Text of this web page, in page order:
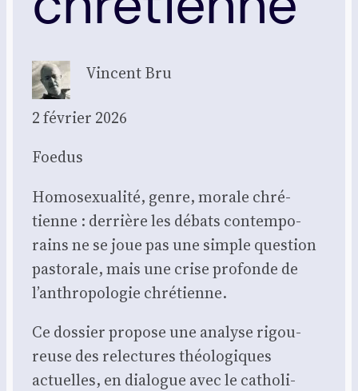
Vincent Bru
2 février 2026
Foe­dus
Homo­sexua­li­té, genre, morale chré­
tienne : der­rière les débats contem­po­
rains ne se joue pas une simple ques­tion
pas­to­rale, mais une crise pro­fonde de
l’anthropologie chré­tienne.
Ce dos­sier pro­pose une ana­lyse rigou­
reuse des relec­tures théo­lo­giques
actuelles, en dia­logue avec le catho­li­